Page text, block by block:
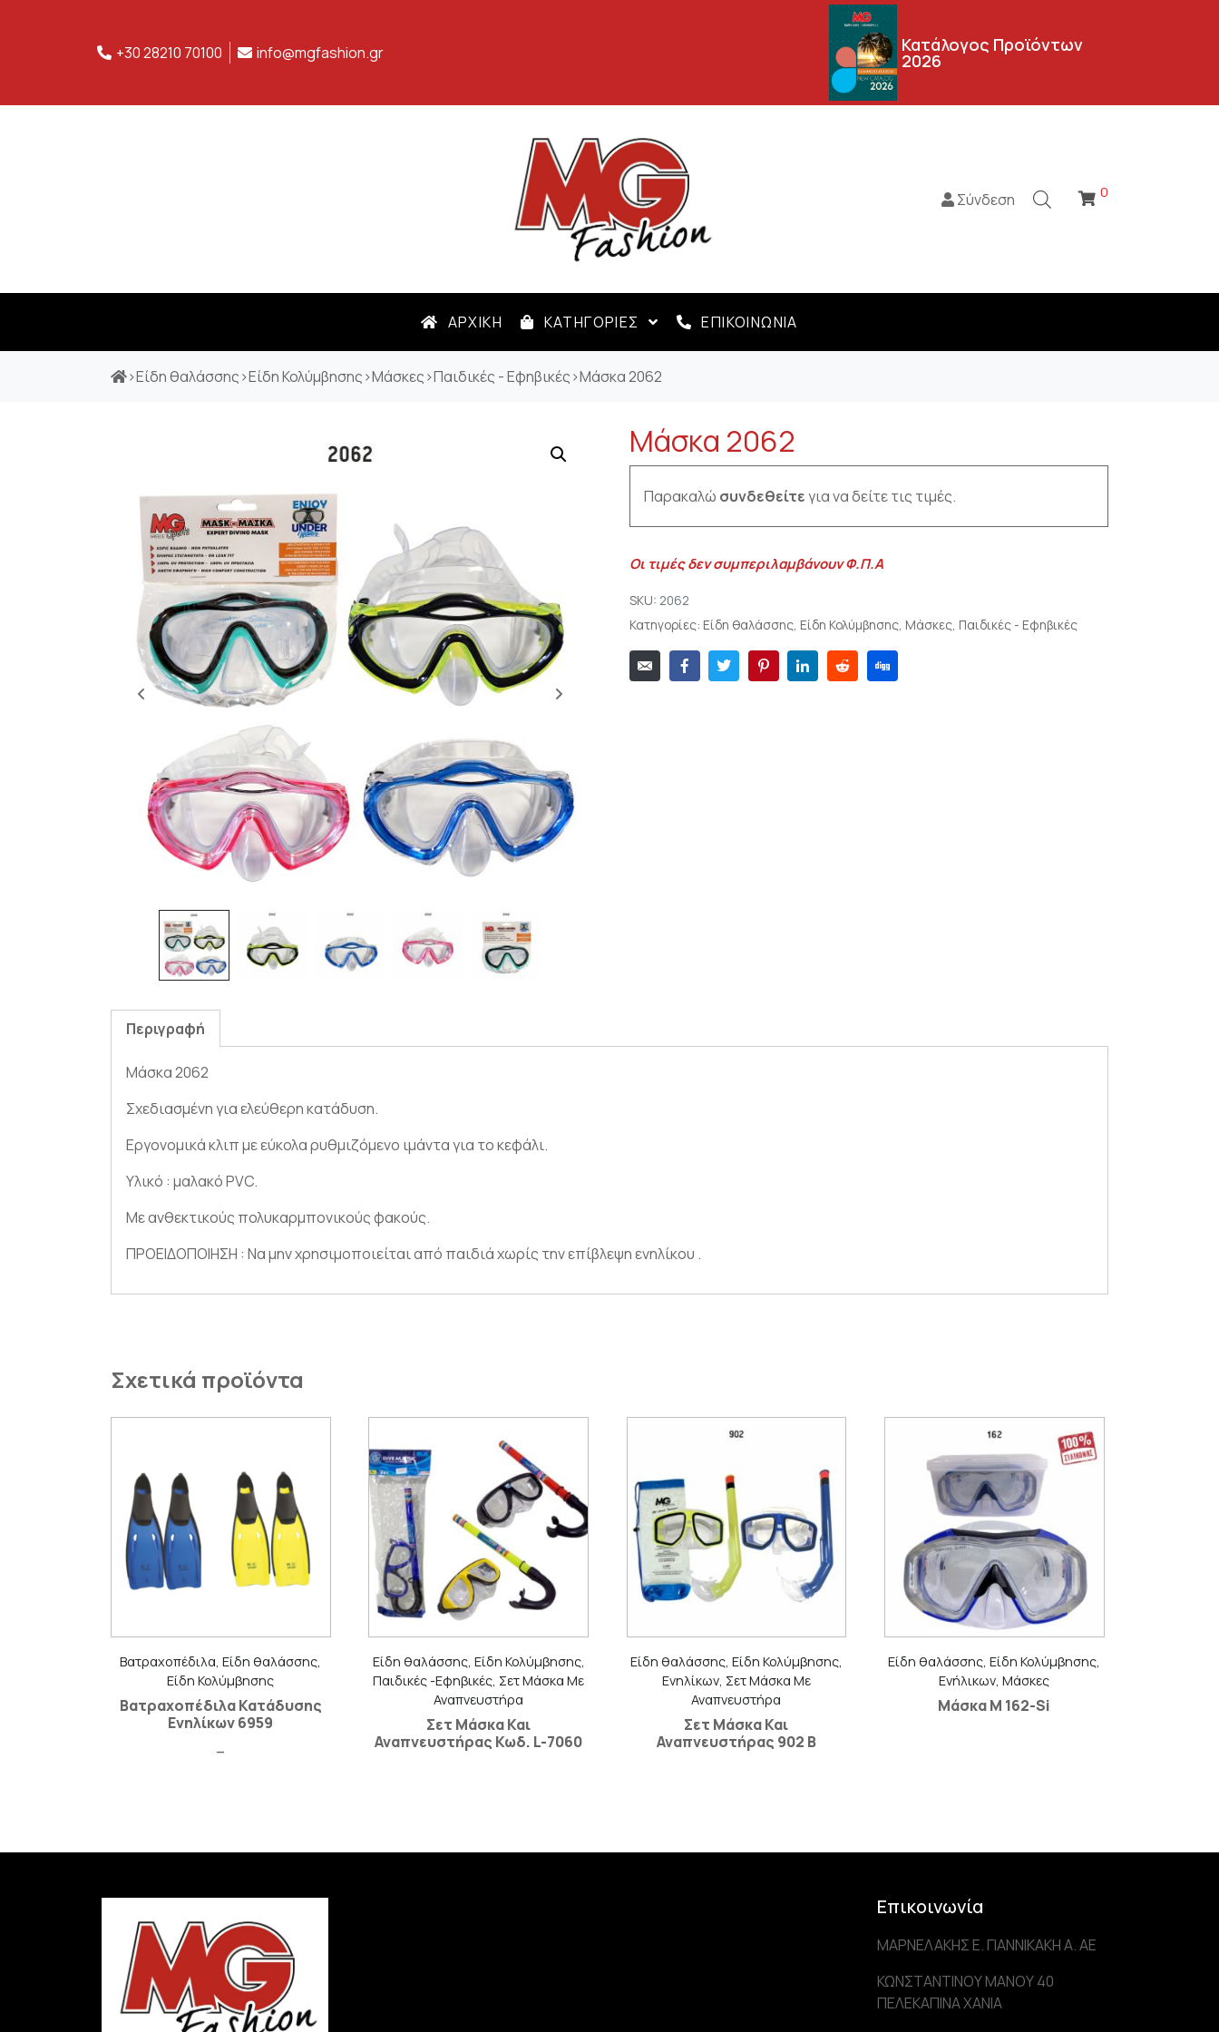
+30 28210 70100 info@mgfashion.gr Κατάλογος Προϊόντων
2026
Σύνδεση 0
ΑΡΧΙΚΗ ΚΑΤΗΓΟΡΙΕΣ ΕΠΙΚΟΙΝΩΝΙΑ
>Είδη θαλάσσης>Είδη Κολύμβησης>Μάσκες>Παιδικές - Εφηβικές>Μάσκα 2062
Μάσκα 2062
Παρακαλώ συνδεθείτεγια να δείτε τις τιμές.
Οι τιμές δεν συμπεριλαμβάνουν Φ.Π.Α
SKU: 2062
Κατηγορίες: Είδη θαλάσσης, Είδη Κολύμβησης, Μάσκες, Παιδικές - Εφηβικές
Περιγραφή
Μάσκα 2062
Σχεδιασμένη για ελεύθερη κατάδυση.
Εργονομικά κλιπ με εύκολα ρυθμιζόμενο ιμάντα για το κεφάλι.
Υλικό : μαλακό PVC.
Με ανθεκτικούς πολυκαρμπονικούς φακούς.
ΠΡΟΕΙΔΟΠΟΙΗΣΗ : Να μην χρησιμοποιείται από παιδιά χωρίς την επίβλεψη ενηλίκου .
Σχετικά προϊόντα
Βατραχοπέδιλα, Είδη θαλάσσης,
Είδη Κολύμβησης
Βατραχοπέδιλα Κατάδυσης
Ενηλίκων 6959
–
Είδη θαλάσσης, Είδη Κολύμβησης,
Παιδικές -Εφηβικές, Σετ Μάσκα Με
Αναπνευστήρα
Σετ Μάσκα Και
Αναπνευστήρας Κωδ. L-7060
Είδη θαλάσσης, Είδη Κολύμβησης,
Ενηλίκων, Σετ Μάσκα Με
Αναπνευστήρα
Σετ Μάσκα Και
Αναπνευστήρας 902 B
Είδη θαλάσσης, Είδη Κολύμβησης,
Ενήλικων, Μάσκες
Μάσκα M 162-Si
Επικοινωνία
ΜΑΡΝΕΛΑΚΗΣ Ε. ΓΙΑΝΝΙΚΑΚΗ Α. AE
ΚΩΝΣΤΑΝΤΙΝΟΥ ΜΑΝΟΥ 40
ΠΕΛΕΚΑΠΙΝΑ ΧΑΝΙΑ